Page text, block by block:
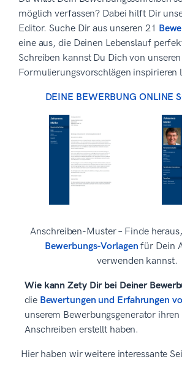
möglich verfassen? Dabei hilft Dir
Editor. Suche Dir aus unseren 21
eine aus, die Deinen Lebenslauf
Schreiben kannst Du Dich von
Formulierungsvorschlägen inspirieren
DEINE BEWERBUNG ONLINE
Anschreiben-Muster – Finde
Bewerbungs-Vorlagen für Dein
verwenden kannst.
Wie kann Zety Dir bei Deiner
die Bewertungen und Erfahrungen
unserem Bewerbungsgenerator
Anschreiben erstellt haben.
Hier haben wir weitere interessante